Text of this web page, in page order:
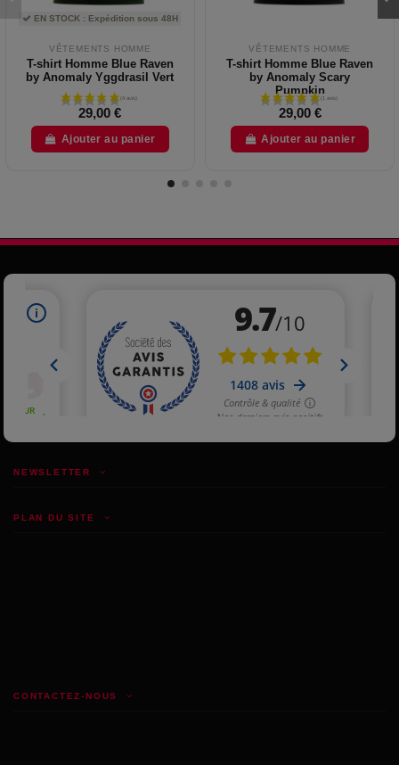
EN STOCK : Expédition sous 48H
VÊTEMENTS HOMME
T-shirt Homme Blue Raven
by Anomaly Yggdrasil Vert
29,00 €
Ajouter au panier
VÊTEMENTS HOMME
T-shirt Homme Blue Raven
by Anomaly Scary
Pumpkin
29,00 €
Ajouter au panier
PLAN DU SITE
CONTACTEZ-NOUS
NEWSLETTER